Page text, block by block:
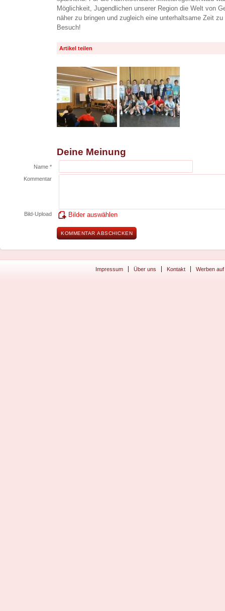
Möglichkeit, Jugendlichen unserer Region die Welt von
näher zu bringen und zugleich eine unterhaltsame Zeit
Besuch!
Artikel teilen
Deine Meinung
Name *
Kommentar
Bild-Upload Bilder auswählen
Impressum Über uns Kontakt Werben